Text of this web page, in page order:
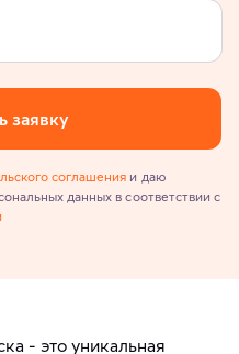
заявку
соглашения и даю
данных в соответствии с
- это уникальная